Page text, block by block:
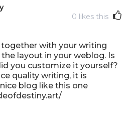
0 likes this
with your writing
layout in your weblog. Is
you customize it yourself?
quality writing, it is
blog like this one